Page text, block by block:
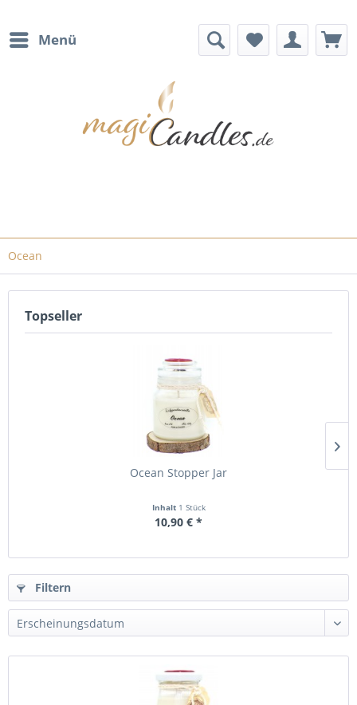
Menü
Ocean
Topseller
Ocean Stopper Jar
Inhalt 1 Stück
10,90 € *
Filtern